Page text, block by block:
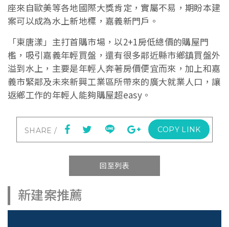
座來自歐美等各地國際大獎肯定，實屬不易，期盼本建
案可以成為水上新地標，嘉義新門戶。
「東唐漾」主打首購市場，以2+1房低總價的購屋門
檻，吸引嘉義年輕買盤，還有很多鄰近縣市鄉鎮買盤外
溢到水上，主要是年輕人奔著房價便宜而來，加上和嘉
義市緊鄰及未來新興工業區所帶來的廣大就業人口，讓
返鄉工作的年輕人能夠購屋超easy。
COPY LINK
回至列表
新建案推薦